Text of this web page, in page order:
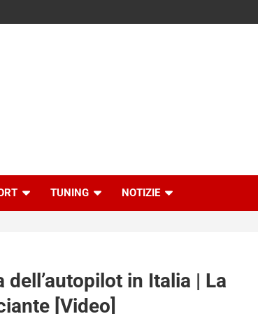
TUNING NOTIZIE
in Italia | La
[Video]